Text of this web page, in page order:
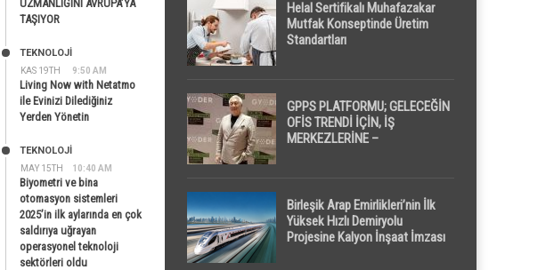
UZMANLIĞINI AVRUPA’YA
TAŞIYOR
KAS 19TH 9:50 AM
TEKNOLOJİ
Living Now with Netatmo
ile Evinizi Dilediğiniz
Yerden Yönetin
MAY 15TH 10:40 AM
TEKNOLOJİ
Biyometri ve bina
otomasyon sistemleri
2025’in ilk aylarında en çok
saldırıya uğrayan
operasyonel teknoloji
sektörleri oldu
Helal Sertifikalı Muhafazakar
Mutfak Konseptinde Üretim
Standartları
GPPS PLATFORMU; GELECEĞİN
OFİS TRENDİ İÇİN, İŞ
MERKEZLERİNE –
Birleşik Arap Emirlikleri’nin İlk
Yüksek Hızlı Demiryolu
Projesine Kalyon İnşaat İmzası